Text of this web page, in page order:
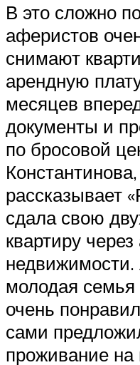
В это сложно
аферистов
снимают
арендную
месяцев
документы и
по бросовой
рассказывает
сдала свою
квартиру через
молодая
очень
сами
проживание на